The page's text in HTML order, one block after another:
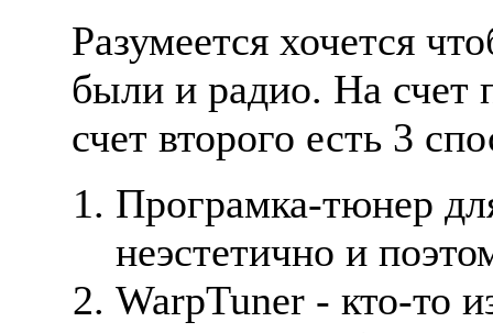
Разумеется хочется
были и радио. Hа счет
счет второго есть 3
Програмка-тюнер
неэстетично и
WarpTuner - кто-то